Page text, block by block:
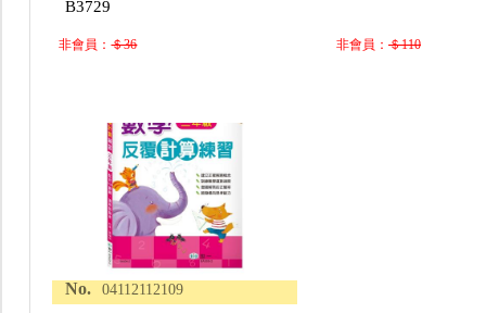
B3729
非會員：＄36 非會員： ＄110
No. 04112112109